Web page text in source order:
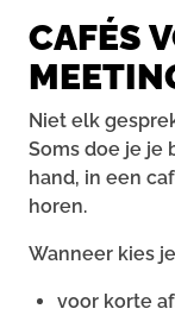
CAFÉS
Niet elk
Soms doe je je
hand, in een
horen.
Wanneer kies
voor korte